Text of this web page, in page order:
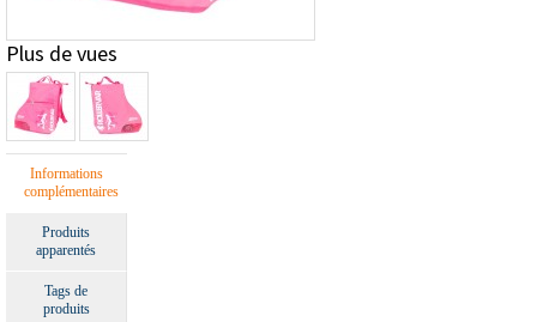
Plus de vues
Informations
complémentaires
Produits
apparentés
Tags de
produits